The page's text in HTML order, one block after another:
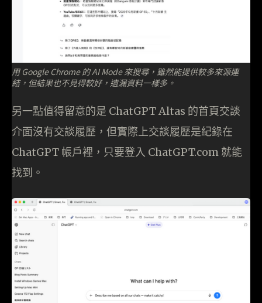
用 Google Chrome 的 AI Mode 來搜尋，雖然能提供較多來源連
結，但結果也不見得較好，遺漏資料一樣多。
另一點值得留意的是 ChatGPT Altas 的首頁交談
介面沒有交談履歷，但實際上交談履歷是紀錄在
ChatGPT 帳戶裡，只要登入 ChatGPT.com 就能
找到。